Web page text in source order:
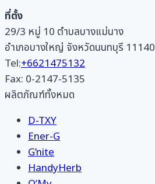
ที่ตั้ง
29/3 หมู่ 10 ตำบลบางแม่นาง
อำเภอบางใหญ่ จังหวัดนนทบุรี 11140
Tel:+6621475132
Fax: 0-2147-5135
ผลิตภัณฑ์ทั้งหมด
D-TXY
Ener-G
G’nite
HandyHerb